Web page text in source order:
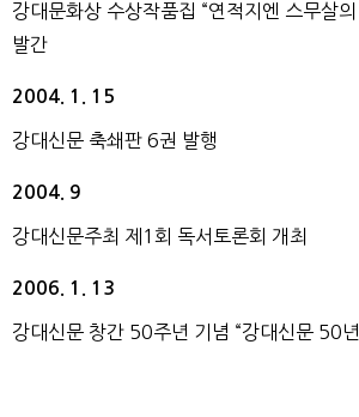
강대문화상 수상작품집 “연적지엔 스무살
발간
2004. 1. 15
강대신문 축쇄판 6권 발행
2004. 9
강대신문주최 제1회 독서토론회 개최
2006. 1. 13
강대신문 창간 50주년 기념 “강대신문 50